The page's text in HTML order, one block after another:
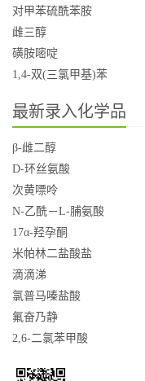
对甲苯硫酰苯胺
雌三醇
磺胺嘧啶
1,4-双(三氯甲基)苯
最新录入化学品
β-雌二醇
D-环丝氨酸
次黄嘌呤
N-乙酰－L-脯氨酸
17α-羟孕酮
米帕林二盐酸盐
滴滴涕
氯普马嗪盐酸
氟奋乃静
2,6-二氯苯甲酸